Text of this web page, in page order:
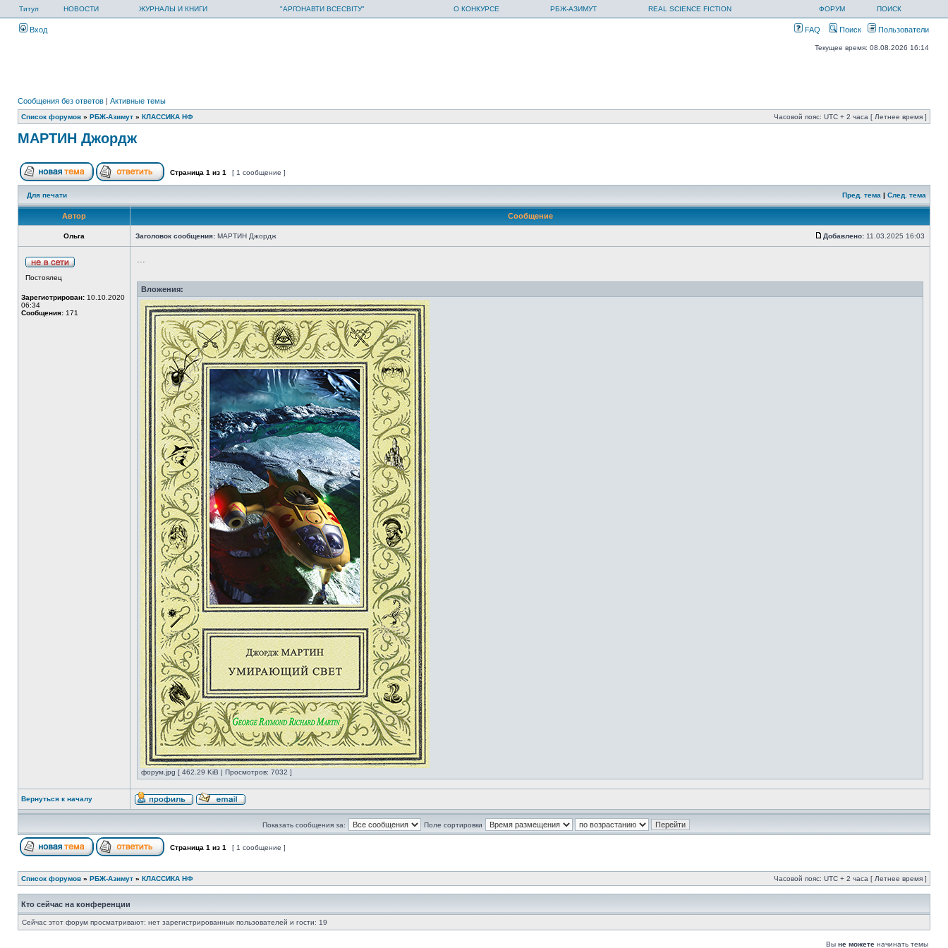
Титул НОВОСТИ ЖУРНАЛЫ И КНИГИ "АРГОНАВТИ ВСЕСВІТУ" О КОНКУРСЕ РБЖ-АЗИМУТ REAL SCIENCE FICTION ФОРУМ ПОИСК
Вход FAQ Поиск Пользователи
Текущее время: 08.08.2026 16:14
Сообщения без ответов | Активные темы
Список форумов » РБЖ-Азимут » КЛАССИКА НФ Часовой пояс: UTC + 2 часа [ Летнее время ]
МАРТИН Джордж
Страница 1 из 1 [ 1 сообщение ]
Для печати Пред. тема | След. тема
Автор Сообщение
Ольга Заголовок сообщения: МАРТИН Джордж Добавлено: 11.03.2025 16:03
Постоялец
Зарегистрирован: 10.10.2020
06:34
Сообщения: 171
...
Вложения:
форум.jpg [ 462.29 KiB | Просмотров: 7032 ]
Вернуться к началу
Показать сообщения за: Поле сортировки
Страница 1 из 1 [ 1 сообщение ]
Список форумов » РБЖ-Азимут » КЛАССИКА НФ Часовой пояс: UTC + 2 часа [ Летнее время ]
Кто сейчас на конференции
Сейчас этот форум просматривают: нет зарегистрированных пользователей и гости: 19
Вы не можете начинать темы